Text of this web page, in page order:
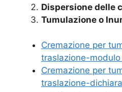
Dispersione delle
Tumulazione o
Cremazione per
traslazione-
Cremazione per
traslazione-